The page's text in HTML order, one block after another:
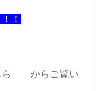
！
からご覧い